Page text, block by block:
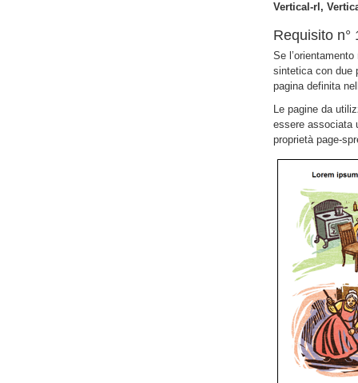
Vertical-rl,
Requisito n°
Se
sintetica con due
pagina definita
Le pagine da
essere associata
proprietà page-